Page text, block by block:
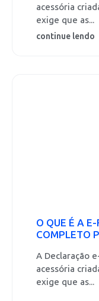
acessória
exige que as...
continue lendo
O QUE É A
COMPLETO
A Declaração
acessória
exige que as...